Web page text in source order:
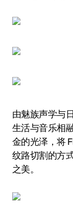
由魅族声学与
生活与音乐相
金的光泽，将
纹路切割的方
之美。